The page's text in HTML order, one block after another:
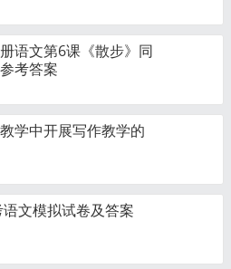
语文第6课《散步》同
考答案
学中开展写作教学的
文模拟试卷及答案